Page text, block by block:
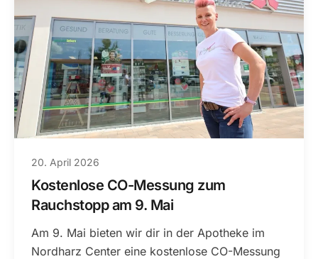
20. April 2026
Kostenlose CO-Messung zum
Rauchstopp am 9. Mai
Am 9. Mai bieten wir dir in der Apotheke im
Nordharz Center eine kostenlose CO-Messung